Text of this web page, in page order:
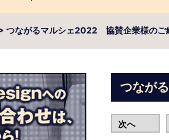
つながるマルシェ2022 協賛企業様の
つなが
次へ